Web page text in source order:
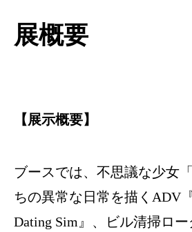
展概要
【展示概要】
ブースでは、不思議な少女
ちの異常な日常を描くADV
Dating Sim』、ビル清掃ロ